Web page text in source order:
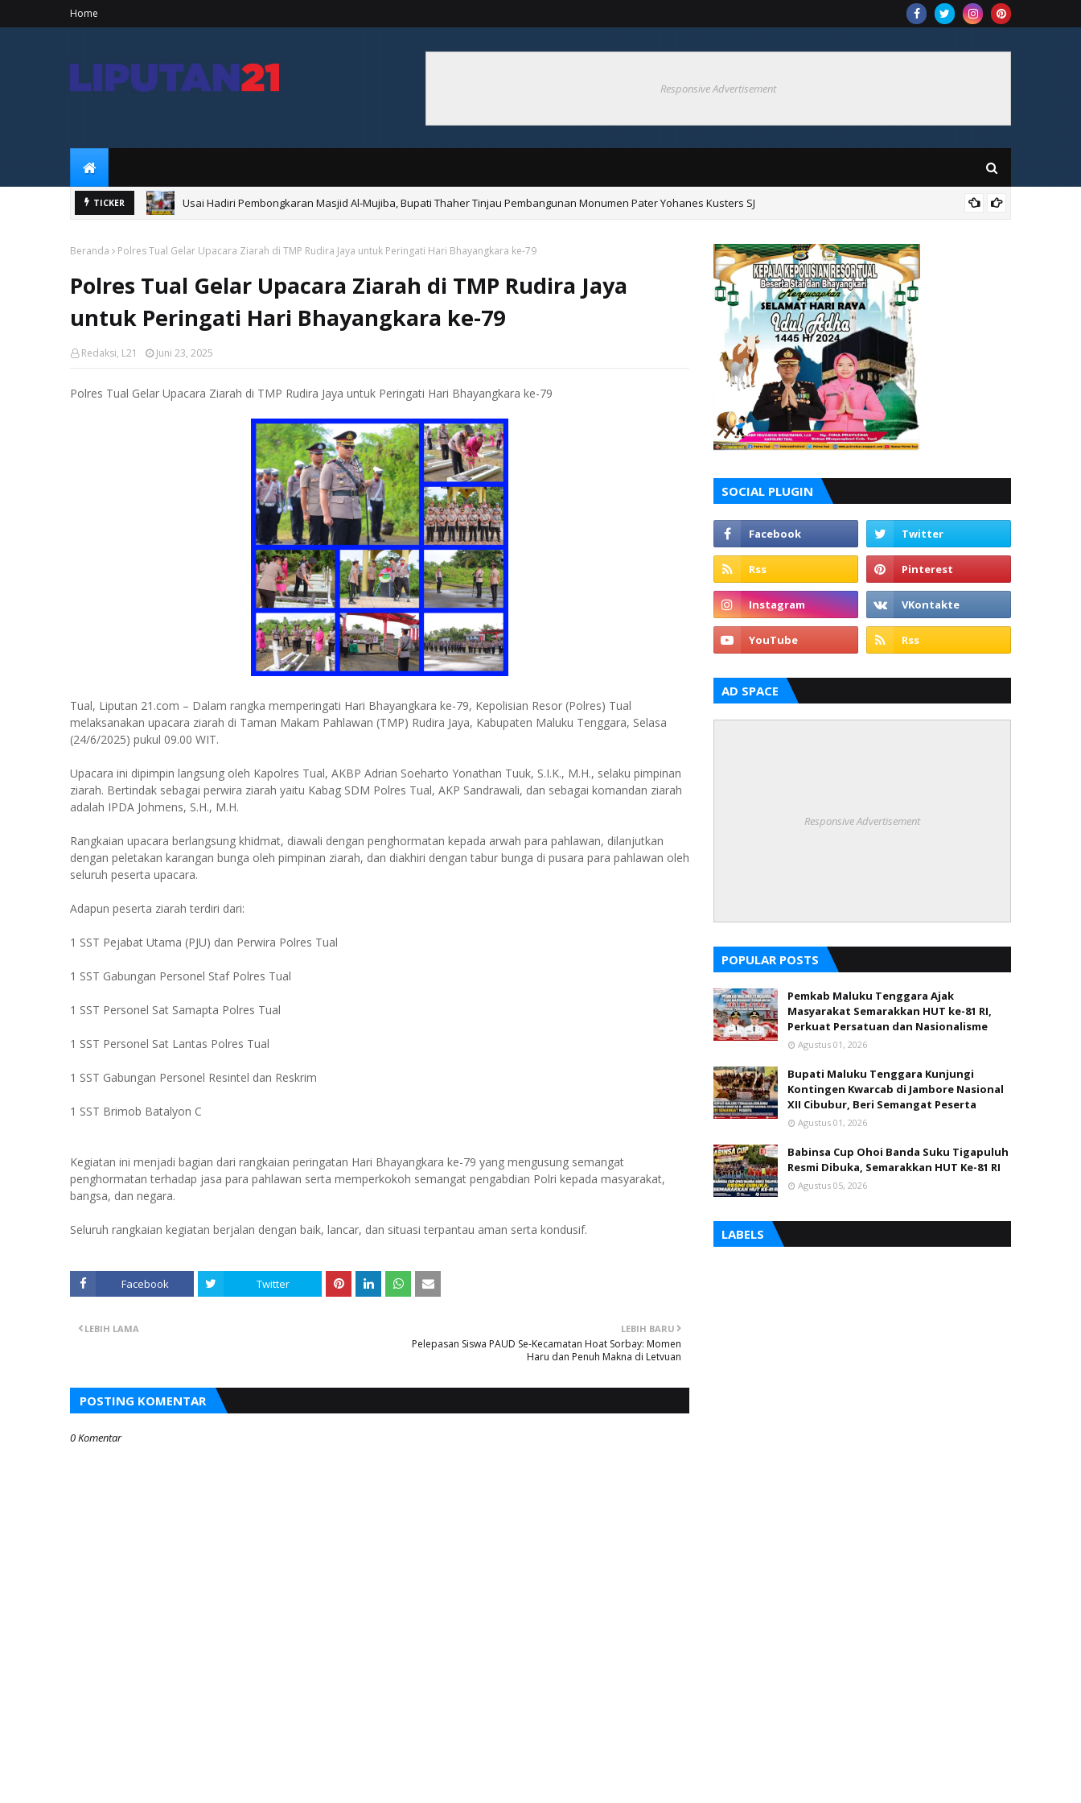
Home
Responsive Advertisement
TICKER
Usai Hadiri Pembongkaran Masjid Al-Mujiba, Bupati Thaher Tinjau Pembangunan Monumen Pater Yohanes Kusters SJ
Bupati Maluku Tenggara Hadiri Pembongkaran Masjid AL-MUJIBAH Ohoi Selayar, Siap Dukung Pembangunan Kembali
Beranda Polres Tual Gelar Upacara Ziarah di TMP Rudira Jaya untuk Peringati Hari Bhayangkara ke-79
Polres Tual Gelar Upacara Ziarah di TMP Rudira Jaya
untuk Peringati Hari Bhayangkara ke-79
Redaksi, L21 Juni 23, 2025
Polres Tual Gelar Upacara Ziarah di TMP Rudira Jaya untuk Peringati Hari Bhayangkara ke-79
Tual, Liputan 21.com – Dalam rangka memperingati Hari Bhayangkara ke-79, Kepolisian Resor (Polres) Tual
melaksanakan upacara ziarah di Taman Makam Pahlawan (TMP) Rudira Jaya, Kabupaten Maluku Tenggara, Selasa
(24/6/2025) pukul 09.00 WIT.
Upacara ini dipimpin langsung oleh Kapolres Tual, AKBP Adrian Soeharto Yonathan Tuuk, S.I.K., M.H., selaku pimpinan
ziarah. Bertindak sebagai perwira ziarah yaitu Kabag SDM Polres Tual, AKP Sandrawali, dan sebagai komandan ziarah
adalah IPDA Johmens, S.H., M.H.
Rangkaian upacara berlangsung khidmat, diawali dengan penghormatan kepada arwah para pahlawan, dilanjutkan
dengan peletakan karangan bunga oleh pimpinan ziarah, dan diakhiri dengan tabur bunga di pusara para pahlawan oleh
seluruh peserta upacara.
Adapun peserta ziarah terdiri dari:
1 SST Pejabat Utama (PJU) dan Perwira Polres Tual
1 SST Gabungan Personel Staf Polres Tual
1 SST Personel Sat Samapta Polres Tual
1 SST Personel Sat Lantas Polres Tual
1 SST Gabungan Personel Resintel dan Reskrim
1 SST Brimob Batalyon C
Kegiatan ini menjadi bagian dari rangkaian peringatan Hari Bhayangkara ke-79 yang mengusung semangat
penghormatan terhadap jasa para pahlawan serta memperkokoh semangat pengabdian Polri kepada masyarakat,
bangsa, dan negara.
Seluruh rangkaian kegiatan berjalan dengan baik, lancar, dan situasi terpantau aman serta kondusif.
Facebook Twitter
LEBIH BARU
Pelepasan Siswa PAUD Se-Kecamatan Hoat Sorbay: Momen
Haru dan Penuh Makna di Letvuan
LEBIH LAMA
POSTING KOMENTAR
0 Komentar
SOCIAL PLUGIN
AD SPACE
Responsive Advertisement
POPULAR POSTS
Pemkab Maluku Tenggara Ajak
Masyarakat Semarakkan HUT ke-81 RI,
Perkuat Persatuan dan Nasionalisme
Agustus 01, 2026
Bupati Maluku Tenggara Kunjungi
Kontingen Kwarcab di Jambore Nasional
XII Cibubur, Beri Semangat Peserta
Agustus 01, 2026
Babinsa Cup Ohoi Banda Suku Tigapuluh
Resmi Dibuka, Semarakkan HUT Ke-81 RI
Agustus 05, 2026
LABELS